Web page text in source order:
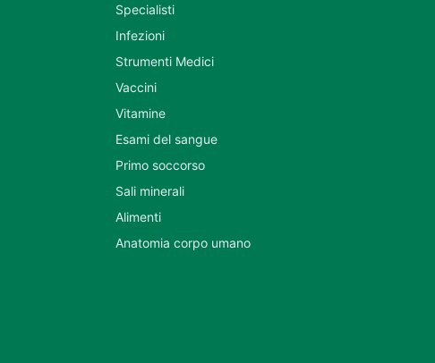
Specialisti
Infezioni
Strumenti Medici
Vaccini
Vitamine
Esami del sangue
Primo soccorso
Sali minerali
Alimenti
Anatomia corpo umano